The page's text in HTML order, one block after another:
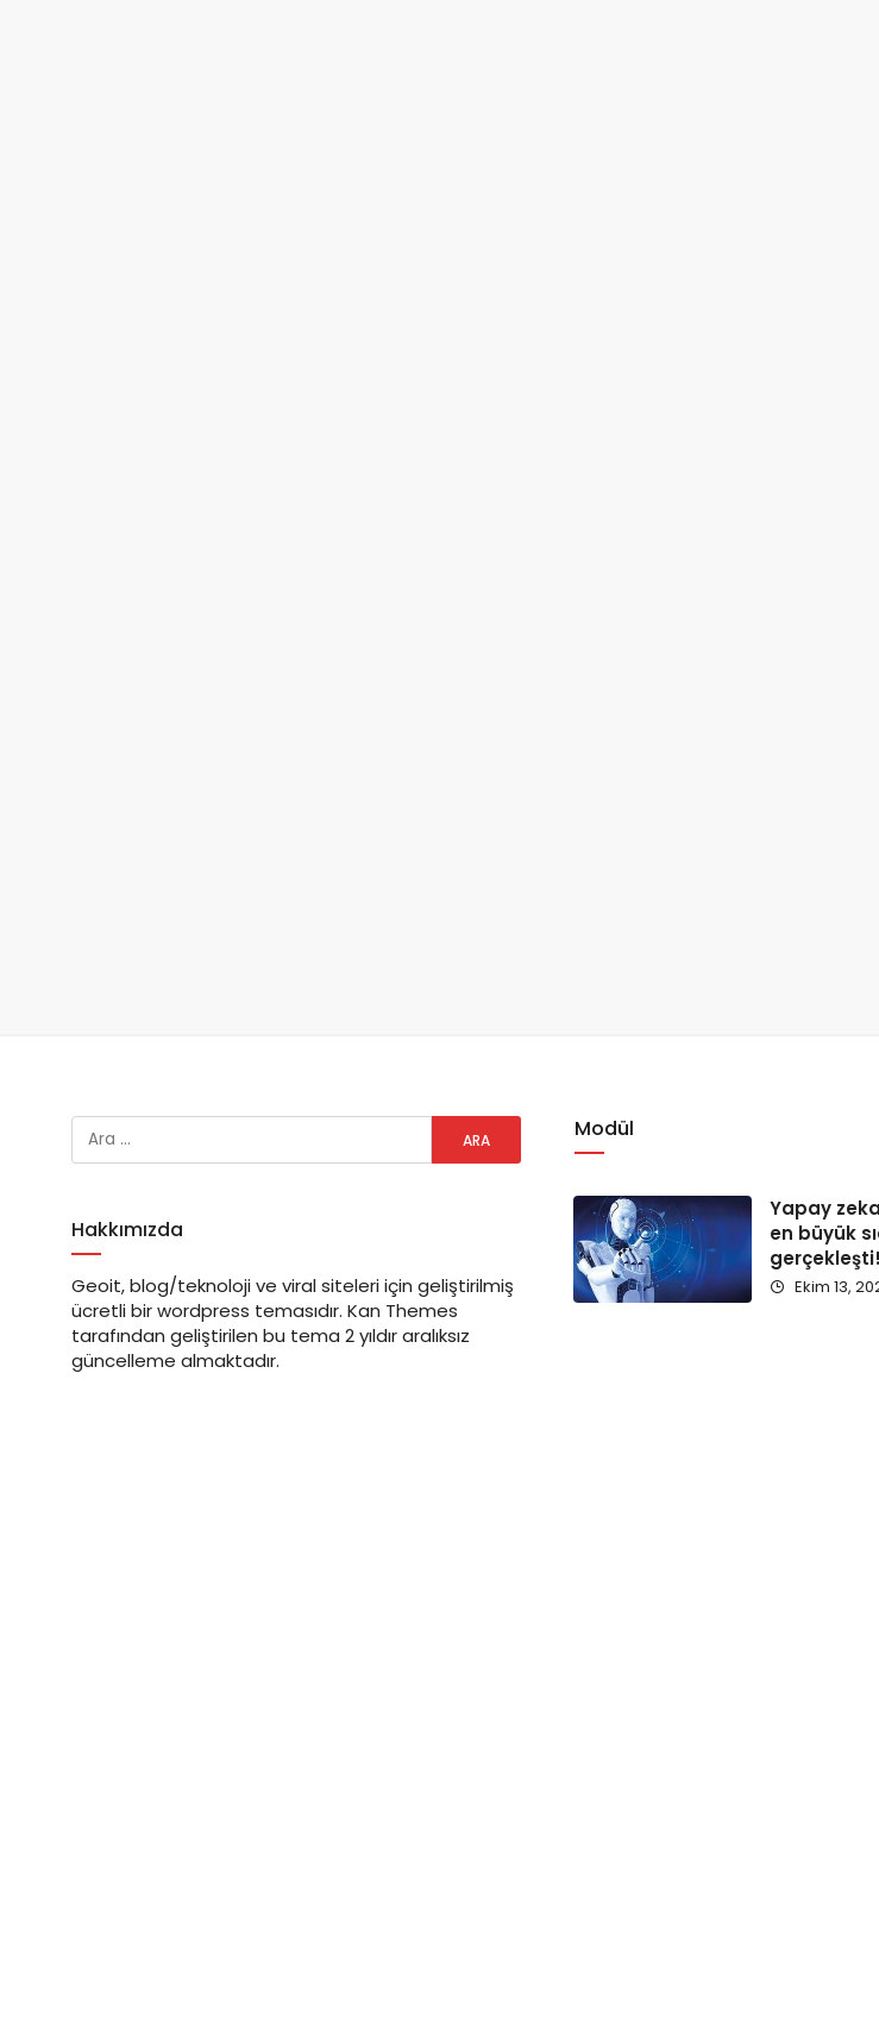
Hakkımızda
Geoit, blog/teknoloji ve viral siteleri için geliştirilmiş
ücretli bir wordpress temasıdır. Kan Themes
tarafından geliştirilen bu tema 2 yıldır aralıksız
güncelleme almaktadır.
Modül
Yapay
en büyük
gerçekleşti!
Ekim 13,